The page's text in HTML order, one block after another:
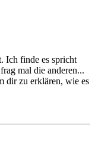
Ich finde es spricht
mal die anderen...
dir zu erklären, wie es